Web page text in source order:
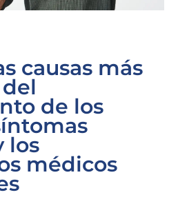
causas más
de los
los
médicos